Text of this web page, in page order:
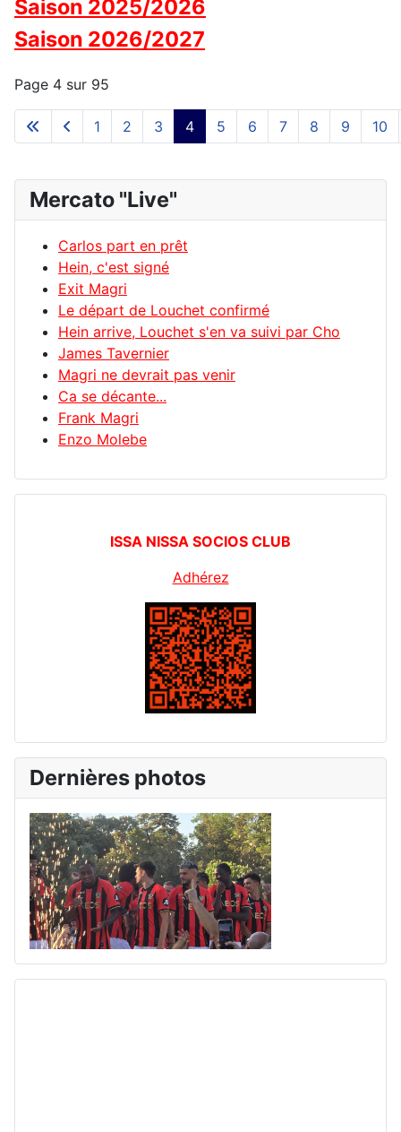
Saison 2025/2026
Saison 2026/2027
Page 4 sur 95
1 2 3 4 5 6 7 8 9 10
Mercato "Live"
Carlos part en prêt
Hein, c'est signé
Exit Magri
Le départ de Louchet confirmé
Hein arrive, Louchet s'en va suivi par Cho
James Tavernier
Magri ne devrait pas venir
Ca se décante...
Frank Magri
Enzo Molebe
ISSA NISSA SOCIOS CLUB
Adhérez
Dernières photos